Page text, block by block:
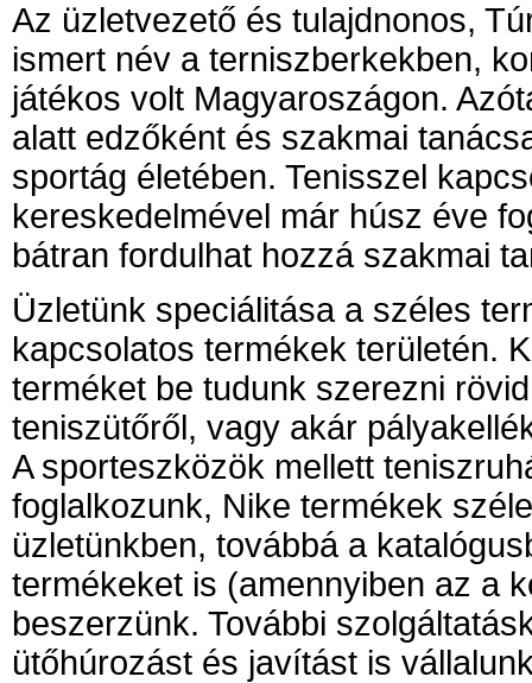
Az üzletvezető és tulajdnonos,
ismert név a terniszberkekben,
játékos volt Magyaroszágon.
alatt edzőként és szakmai
sportág életében. Tenisszel
kereskedelmével már húsz éve
bátran fordulhat hozzá szakmai
Üzletünk speciálitása a széles
kapcsolatos termékek területén.
terméket be tudunk szerezni
teniszütőről, vagy akár
A sporteszközök mellett
foglalkozunk, Nike termékek
üzletünkben, továbbá a
termékeket is (amennyiben az a
beszerzünk. További
ütőhúrozást és javítást is